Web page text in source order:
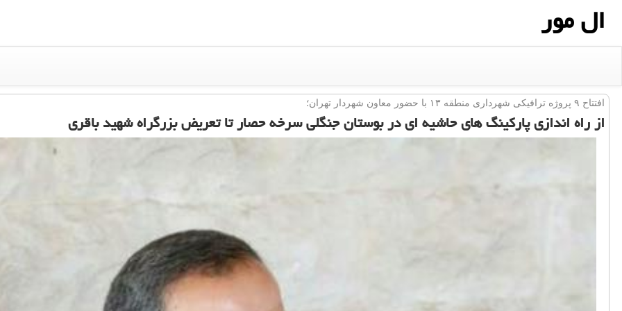
ال مور
افتتاح ۹ پروژه ترافیكی شهرداری منطقه ۱۳ با حضور معاون شهردار تهران؛
از راه اندازی پاركینگ های حاشیه ای در بوستان جنگلی سرخه حصار تا تعریض بزرگراه شهید باقری